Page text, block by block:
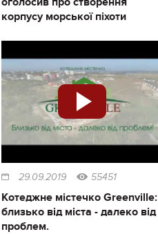
корпусу морської піхоти
29.09.2019 55451
Котеджне містечко Greenville:
близько від міста - далеко від
проблем.